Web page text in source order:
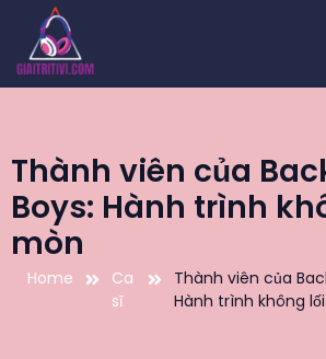
Thành viên của
Boys: Hành trình
mòn
Home
Ca
sĩ
Thành viên của
Hành trình không